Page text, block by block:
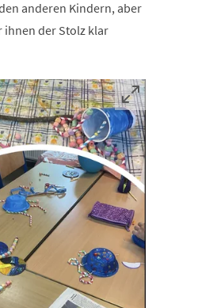
anderen Kindern, aber
ihnen der Stolz klar